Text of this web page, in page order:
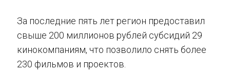
За последние пять лет регион предоставил
свыше 200 миллионов рублей субсидий 29
кинокомпаниям, что позволило снять более
230 фильмов и проектов.